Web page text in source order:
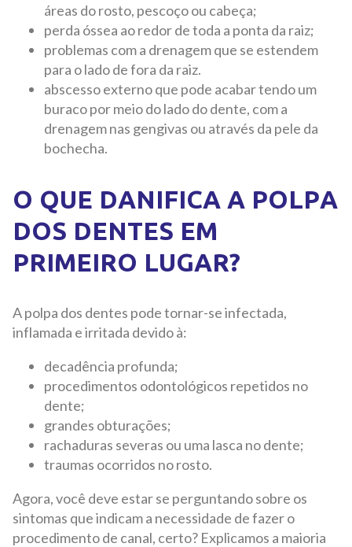
áreas do rosto, pescoço ou cabeça;
perda óssea ao redor de toda a ponta da raiz;
problemas com a drenagem que se estendem
para o lado de fora da raiz.
abscesso externo que pode acabar tendo um
buraco por meio do lado do dente, com a
drenagem nas gengivas ou através da pele da
bochecha.
O QUE DANIFICA A POLPA
DOS DENTES EM
PRIMEIRO LUGAR?
A polpa dos dentes pode tornar-se infectada,
inflamada e irritada devido à:
decadência profunda;
procedimentos odontológicos repetidos no
dente;
grandes obturações;
rachaduras severas ou uma lasca no dente;
traumas ocorridos no rosto.
Agora, você deve estar se perguntando sobre os
sintomas que indicam a necessidade de fazer o
procedimento de canal, certo? Explicamos a maioria